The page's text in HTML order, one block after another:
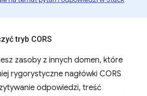
tryb CORS
zasoby z innych domen, które
rygorystyczne nagłówki CORS
odpowiedzi, treść